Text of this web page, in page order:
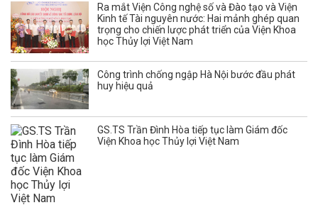
Ra mắt Viện Công nghệ số và Đào tạo và Viện
Kinh tế Tài nguyên nước: Hai mảnh ghép quan
trọng cho chiến lược phát triển của Viện Khoa
học Thủy lợi Việt Nam
Công trình chống ngập Hà Nội bước đầu phát
huy hiệu quả
GS.TS Trần Đình Hòa tiếp tục làm Giám đốc
Viện Khoa học Thủy lợi Việt Nam